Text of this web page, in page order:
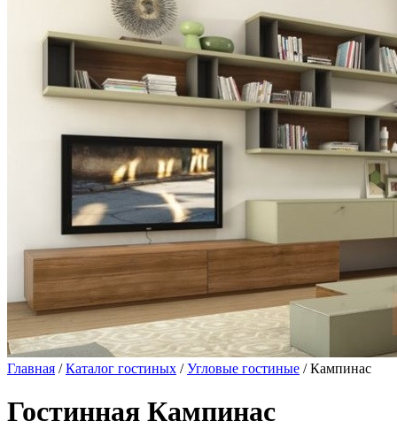
Главная /Каталог гостиных /Угловые гостиные / Кампинас
Гостинная Кампинас